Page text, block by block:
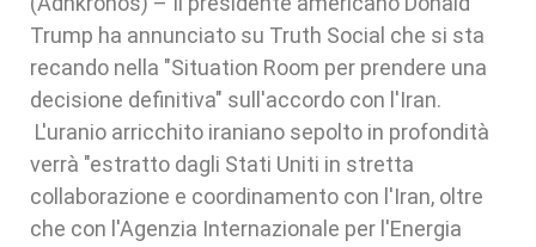
Trump ha annunciato su Truth Social che si sta
recando nella "Situation Room per prendere una
decisione definitiva" sull'accordo con l'Iran.
L'uranio arricchito iraniano sepolto in profondità
verrà "estratto dagli Stati Uniti in stretta
collaborazione e coordinamento con l'Iran, oltre
che con l'Agenzia Internazionale per l'Energia